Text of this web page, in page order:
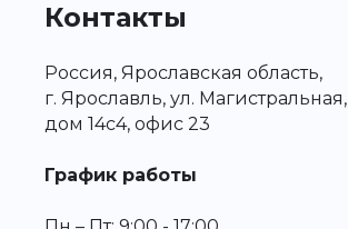
Контакты
Россия, Ярославская область,
г. Ярославль, ул. Магистральная,
дом 14с4, офис 23
График работы